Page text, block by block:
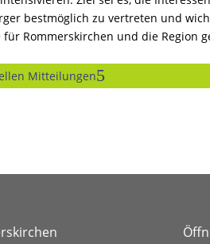
bestmöglich zu vertreten und
Rommerskirchen und die Region
Mitteilungen